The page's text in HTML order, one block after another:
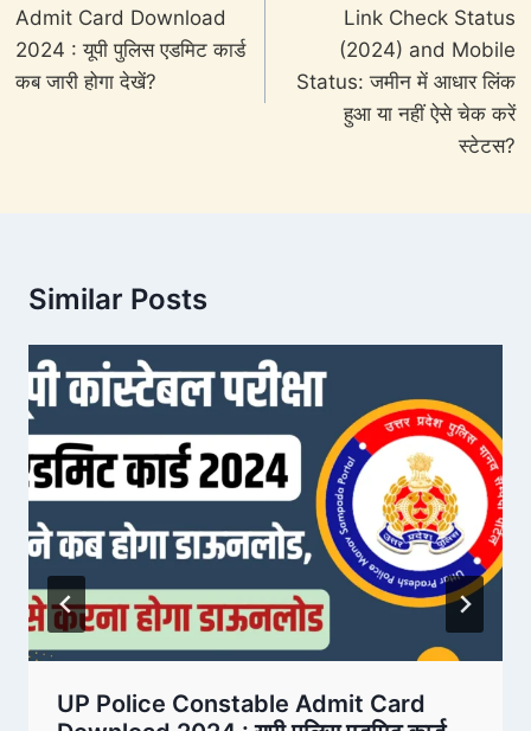
Admit Card Download
2024 : यूपी पुलिस एडमिट कार्ड
कब जारी होगा देखें?
Link Check Status
(2024) and Mobile
Status: जमीन में आधार लिंक
हुआ या नहीं ऐसे चेक करें
स्टेटस?
Similar Posts
UP Police Constable Admit Card